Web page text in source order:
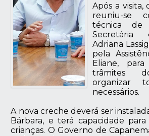
Após a
reuniu-se
técnica de
Secretária
Adriana
pela
Eliane,
trâmites
organizar
necessários.
A nova creche deverá ser
Bárbara, e terá capacidade
crianças. O Governo de